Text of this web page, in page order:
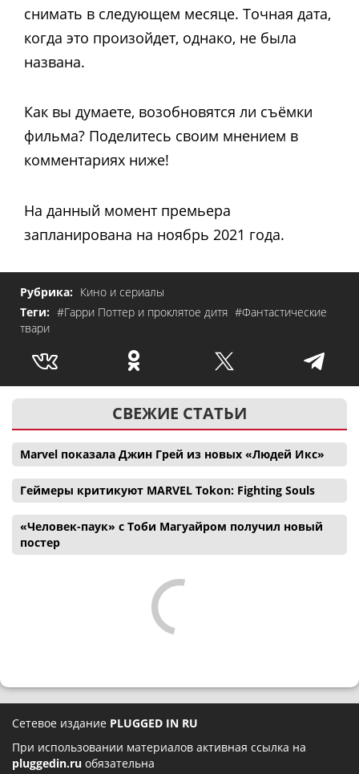
снимать в следующем месяце. Точная дата,
когда это произойдет, однако, не была
названа.
Как вы думаете, возобновятся ли съёмки
фильма? Поделитесь своим мнением в
комментариях ниже!
На данный момент премьера
запланирована на ноябрь 2021 года.
Рубрика: Кино и сериалы
Теги: #Гарри Поттер и проклятое дитя #Фантастические
твари
СВЕЖИЕ СТАТЬИ
Marvel показала Джин Грей из новых «Людей Икс»
Геймеры критикуют MARVEL Tokon: Fighting Souls
«Человек-паук» с Тоби Магуайром получил новый
постер
Сетевое издание PLUGGED IN RU
При использовании материалов активная ссылка на
pluggedin.ru обязательна